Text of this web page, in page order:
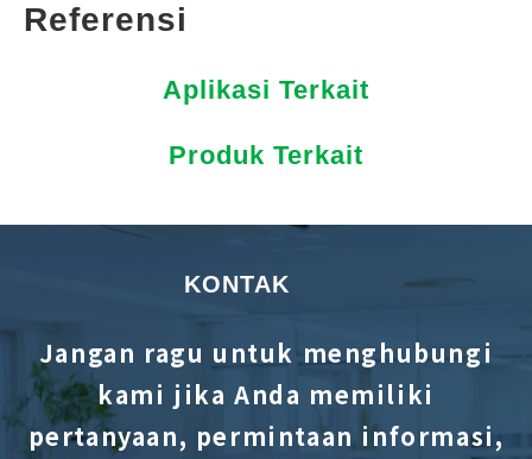
Referensi
Aplikasi Terkait
Produk Terkait
KONTAK
Jangan ragu untuk menghubungi
kami jika Anda memiliki
pertanyaan, permintaan informasi,